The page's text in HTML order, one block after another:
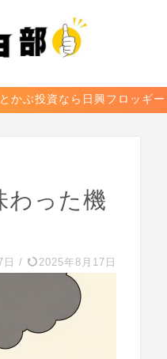
かぶ投資なら日興フロッギー
わった機
/ 2025年8月17日